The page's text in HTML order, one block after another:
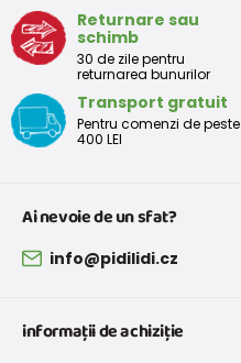
Returnare sau
schimb
30 de zile pentru
returnarea bunurilor
Transport gratuit
Pentru comenzi de peste
400 LEI
Ai nevoie de un sfat?
info@pidilidi.cz
informații de achiziție